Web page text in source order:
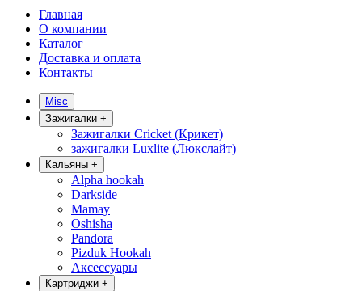
Главная
О компании
Каталог
Доставка и оплата
Контакты
Misc
Зажигалки +
Зажигалки Cricket (Крикет)
зажигалки Luxlite (Люкслайт)
Кальяны +
Alpha hookah
Darkside
Mamay
Oshisha
Pandora
Pizduk Hookah
Аксессуары
Картриджи +